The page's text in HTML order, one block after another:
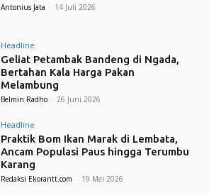
Antonius Jata - 14 Juli 2026
Headline
Geliat Petambak Bandeng di Ngada,
Bertahan Kala Harga Pakan
Melambung
Belmin Radho - 26 Juni 2026
Headline
Praktik Bom Ikan Marak di Lembata,
Ancam Populasi Paus hingga Terumbu
Karang
Redaksi Ekorantt.com - 19 Mei 2026